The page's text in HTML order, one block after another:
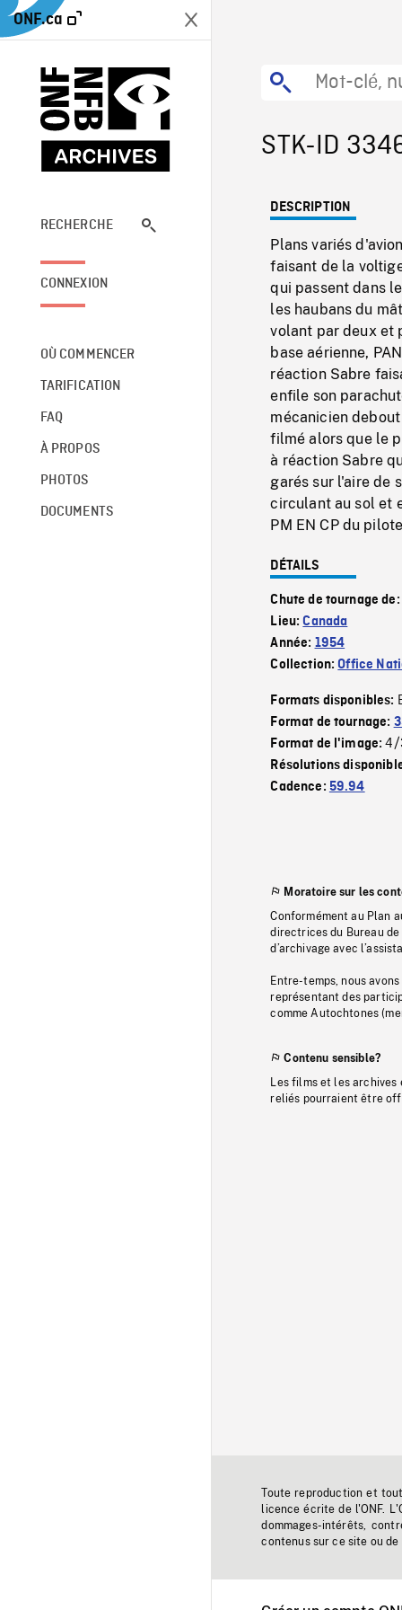
ONF.ca
RECHERCHE
CONNEXION
OÙ COMMENCER
TARIFICATION
FAQ
À PROPOS
PHOTOS
DOCUMENTS
STK-ID
DESCRIPTION
Plans variés
faisant de la
qui passent dans
les haubans du
volant par deux et
base aérienne,
réaction Sabre
enfile son
mécanicien
filmé alors que le
à réaction Sabre
garés sur l'aire de
circulant au sol et
PM EN CP du
DÉTAILS
Chute de tournage de:
Lieu:Canada
Année: 1954
Collection:Office
Formats disponibles:
Format de tournage:
Format de l'image:4/
Résolutions
Cadence: 59.94
Moratoire sur les
Conformément au Plan
directrices du Bureau
d’archivage avec
Entre-temps, nous
représentant des
comme Autochtones
Contenu sensible?
Les films et les archives
reliés pourraient être
Toute reproduction et
licence écrite de l'ONF.
dommages-intérêts,
contenus sur ce site ou